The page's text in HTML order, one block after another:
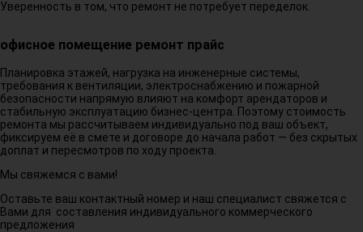
Уверенность в том, что ремонт не потребует переделок.
офисное помещение ремонт прайс
Планировка этажей, нагрузка на инженерные системы,
требования к вентиляции, электроснабжению и пожарной
безопасности напрямую влияют на комфорт арендаторов и
стабильную эксплуатацию бизнес-центра. Поэтому стоимость
ремонта мы рассчитываем индивидуально под ваш объект,
фиксируем её в смете и договоре до начала работ — без скрытых
доплат и пересмотров по ходу проекта.
Мы свяжемся с вами!
Оставьте ваш контактный номер и наш специалист свяжется с
Вами для составления индивидуального коммерческого
предложения